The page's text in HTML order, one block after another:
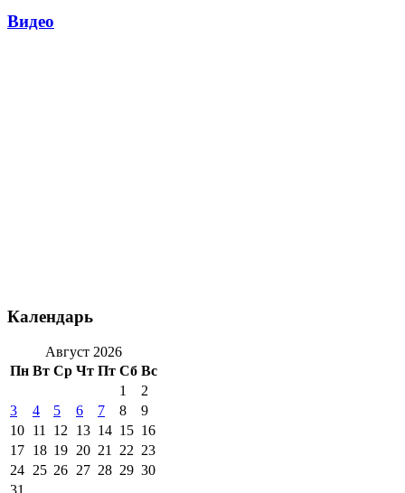
Видео
Календарь
Август 2026
Пн Вт Ср Чт Пт Сб Вс
1
2
3
4 5 6 7 8
9
10 11 12 13 14 15 16
17 18 19 20 21 22 23
24 25 26 27 28 29 30
31